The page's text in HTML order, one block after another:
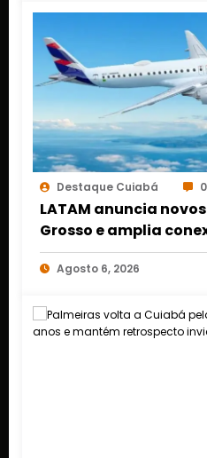
Destaque Cuiabá 0
LATAM anuncia
Grosso e amplia
Cuiabá e
Agosto 6, 2026